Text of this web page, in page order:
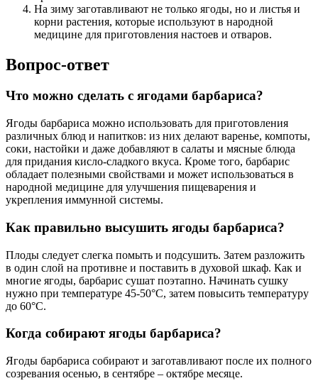
На зиму заготавливают не только ягоды, но и листья и
корни растения, которые используют в народной
медицине для приготовления настоев и отваров.
Вопрос-ответ
Что можно сделать с ягодами барбариса?
Ягоды барбариса можно использовать для приготовления
различных блюд и напитков: из них делают варенье, компоты,
соки, настойки и даже добавляют в салаты и мясные блюда
для придания кисло-сладкого вкуса. Кроме того, барбарис
обладает полезными свойствами и может использоваться в
народной медицине для улучшения пищеварения и
укрепления иммунной системы.
Как правильно высушить ягоды барбариса?
Плоды следует слегка помыть и подсушить. Затем разложить
в один слой на противне и поставить в духовой шкаф. Как и
многие ягоды, барбарис сушат поэтапно. Начинать сушку
нужно при температуре 45-50°С, затем повысить температуру
до 60°С.
Когда собирают ягоды барбариса?
Ягоды барбариса собирают и заготавливают после их полного
созревания осенью, в сентябре – октябре месяце.